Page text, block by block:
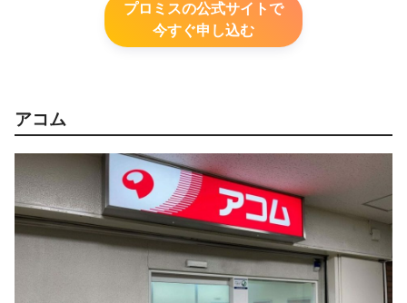
プロミスの公式サイトで
今すぐ申し込む
アコム